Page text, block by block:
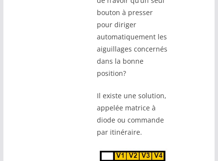
bouton à presser
pour diriger
automatiquement les
aiguillages concernés
dans la bonne
position?
Il existe une solution,
appelée matrice à
diode ou commande
par itinéraire.